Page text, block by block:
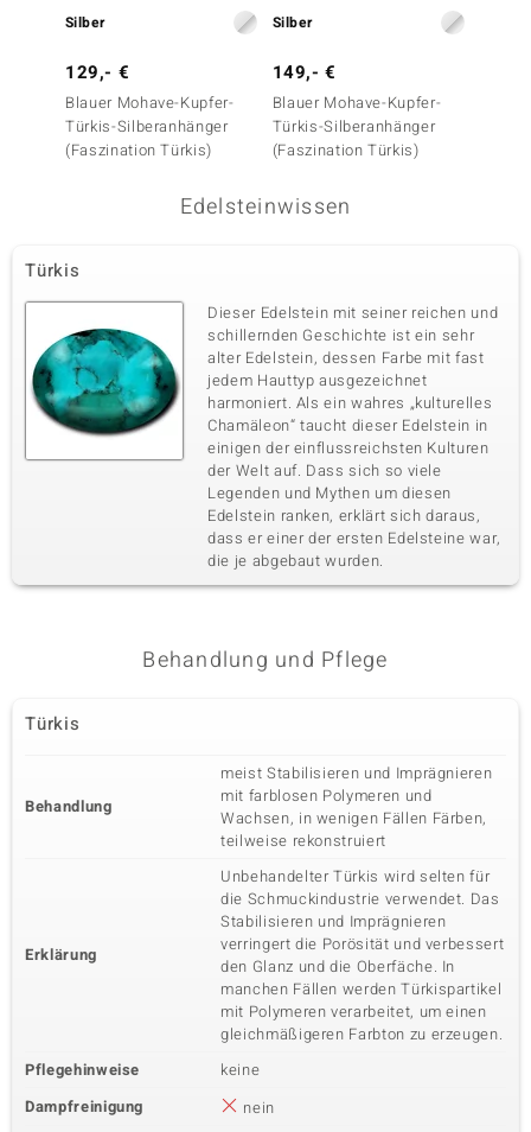
Silber
129,- €
Blauer Mohave-Kupfer-
Türkis-Silberanhänger
(Faszination Türkis)
Silber
149,- €
Blauer Mohave-Kupfer-
Türkis-Silberanhänger
(Faszination Türkis)
Edelsteinwissen
Türkis
Dieser Edelstein mit seiner reichen und
schillernden Geschichte ist ein sehr
alter Edelstein, dessen Farbe mit fast
jedem Hauttyp ausgezeichnet
harmoniert. Als ein wahres „kulturelles
Chamäleon“ taucht dieser Edelstein in
einigen der einflussreichsten Kulturen
der Welt auf. Dass sich so viele
Legenden und Mythen um diesen
Edelstein ranken, erklärt sich daraus,
dass er einer der ersten Edelsteine war,
die je abgebaut wurden.
Behandlung und Pflege
Türkis
Behandlung
meist Stabilisieren und Imprägnieren
mit farblosen Polymeren und
Wachsen, in wenigen Fällen Färben,
teilweise rekonstruiert
Erklärung
Unbehandelter Türkis wird selten für
die Schmuckindustrie verwendet. Das
Stabilisieren und Imprägnieren
verringert die Porösität und verbessert
den Glanz und die Oberfäche. In
manchen Fällen werden Türkispartikel
mit Polymeren verarbeitet, um einen
gleichmäßigeren Farbton zu erzeugen.
Pflegehinweise
keine
Dampfreinigung
nein